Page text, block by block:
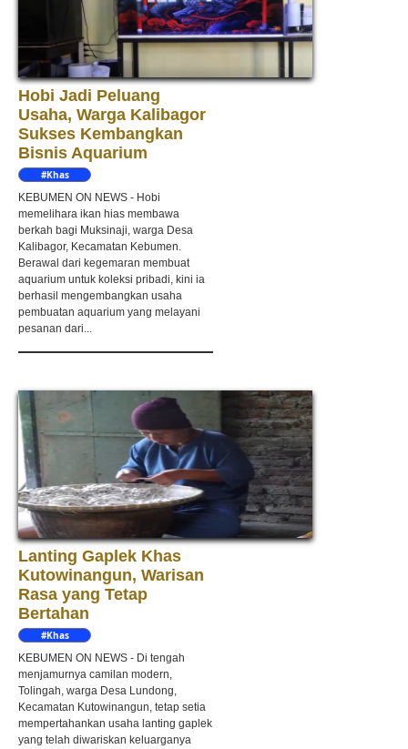
Hobi Jadi Peluang
Usaha, Warga Kalibagor
Sukses Kembangkan
Bisnis Aquarium
#Khas
KEBUMEN ON NEWS - Hobi
memelihara ikan hias membawa
berkah bagi Muksinaji, warga Desa
Kalibagor, Kecamatan Kebumen.
Berawal dari kegemaran membuat
aquarium untuk koleksi pribadi, kini ia
berhasil mengembangkan usaha
pembuatan aquarium yang melayani
pesanan dari...
Lanting Gaplek Khas
Kutowinangun, Warisan
Rasa yang Tetap
Bertahan
#Khas
KEBUMEN ON NEWS - Di tengah
menjamurnya camilan modern,
Tolingah, warga Desa Lundong,
Kecamatan Kutowinangun, tetap setia
mempertahankan usaha lanting gaplek
yang telah diwariskan keluarganya